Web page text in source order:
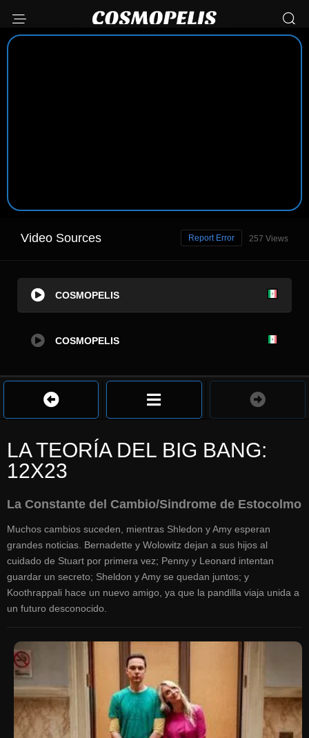
Video Sources 257 Views
Report Error
COSMOPELIS
COSMOPELIS
LA TEORÍA DEL BIG BANG:
12X23
La Constante del Cambio/Sindrome de Estocolmo
Muchos cambios suceden, mientras Shledon y Amy esperan
grandes noticias. Bernadette y Wolowitz dejan a sus hijos al
cuidado de Stuart por primera vez; Penny y Leonard intentan
guardar un secreto; Sheldon y Amy se quedan juntos; y
Koothrappali hace un nuevo amigo, ya que la pandilla viaja unida a
un futuro desconocido.